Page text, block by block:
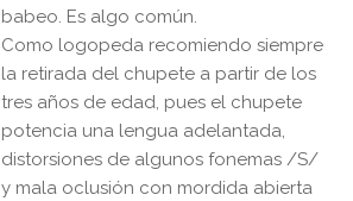
babeo. Es algo común.
Como logopeda recomiendo siempre
la retirada del chupete a partir de los
tres años de edad, pues el chupete
potencia una lengua adelantada,
distorsiones de algunos fonemas /S/
y mala oclusión con mordida abierta